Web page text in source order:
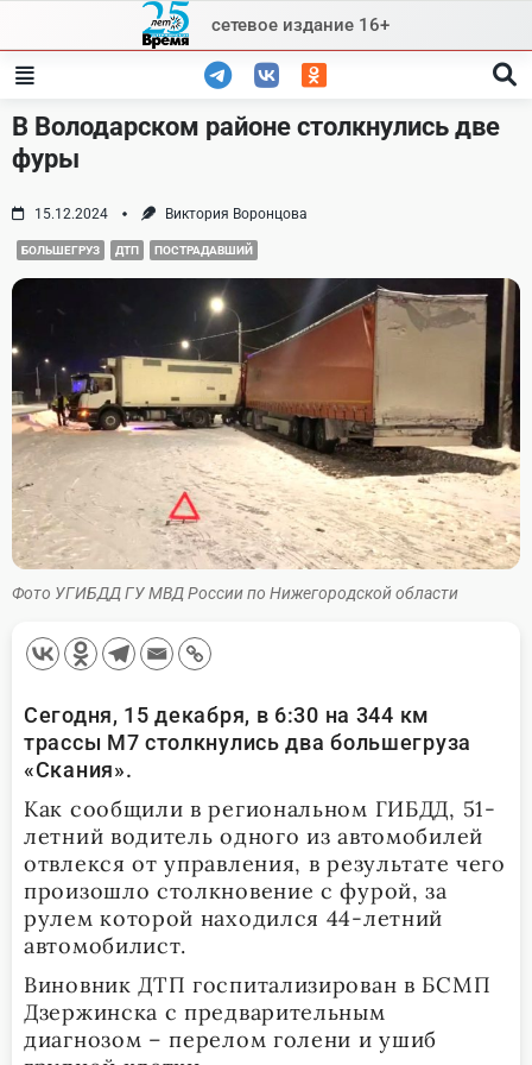
content
сетевое издание 16+
В Володарском районе столкнулись две
фуры
15.12.2024 Виктория Воронцова
БОЛЬШЕГРУЗ ДТП ПОСТРАДАВШИЙ
Фото УГИБДД ГУ МВД России по Нижегородской области
Сегодня, 15 декабря, в 6:30 на 344 км
трассы М7 столкнулись два большегруза
«Скания».
Как сообщили в региональном ГИБДД, 51-
летний водитель одного из автомобилей
отвлекся от управления, в результате чего
произошло столкновение с фурой, за
рулем которой находился 44-летний
автомобилист.
Виновник ДТП госпитализирован в БСМП
Дзержинска с предварительным
диагнозом – перелом голени и ушиб